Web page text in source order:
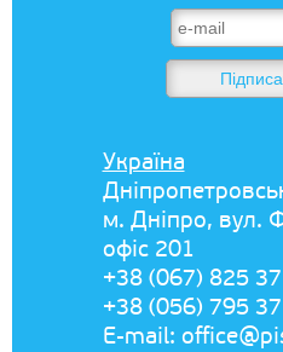
Україна
м. Дніпро, вул.
офіс 201
+38 (067) 825
+38 (056) 795
E-mail: